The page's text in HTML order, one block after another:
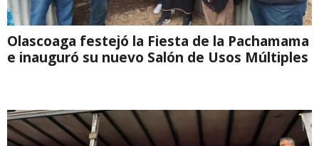
Olascoaga festejó la Fiesta de la Pachamama
e inauguró su nuevo Salón de Usos Múltiples